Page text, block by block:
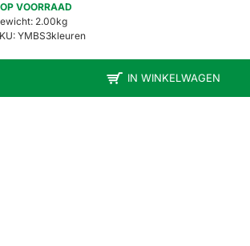
OP VOORRAAD
2.00kg
YMBS3kleuren
IN WINKELWAGEN